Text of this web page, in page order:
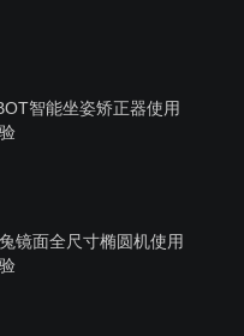
智能坐姿矫正器使用
镜面全尺寸椭圆机使用